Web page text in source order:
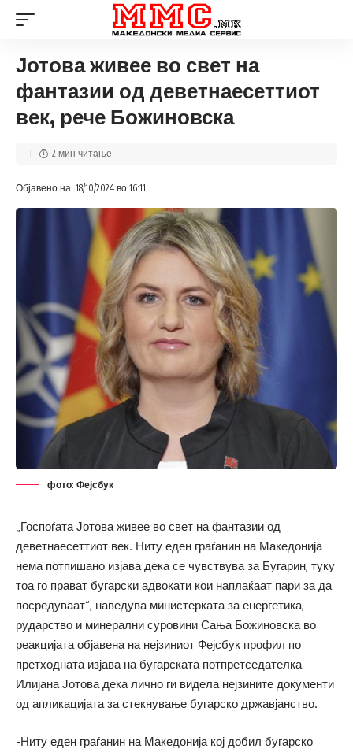
Јотова живее во свет на
фантазии од деветнаесеттиот
век, рече Божиновска
Објавено на: 18/10/2024 во 16:11
2 мин читање
фото: Фејсбук
„Госпоѓата Јотова живее во свет на фантазии од
деветнаесеттиот век. Ниту еден граѓанин на Македонија
нема потпишано изјава дека се чувствува за Бугарин, туку
тоа го прават бугарски адвокати кои наплаќаат пари за да
посредуваат“, наведува министерката за енергетика,
рударство и минерални суровини Сања Божиновска во
реакцијата објавена на нејзиниот Фејсбук профил по
претходната изјава на бугарската потпретседателка
Илијана Јотова дека лично ги видела нејзините документи
од апликацијата за стекнување бугарско државјанство.
-Ниту еден граѓанин на Македонија кој добил бугарско